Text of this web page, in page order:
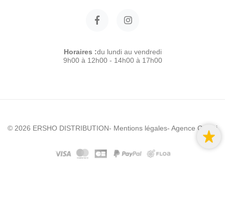
Horaires :du lundi au vendredi
9h00 à 12h00 - 14h00 à 17h00
© 2026 ERSHO DISTRIBUTION- Mentions légales- Agence Colibri